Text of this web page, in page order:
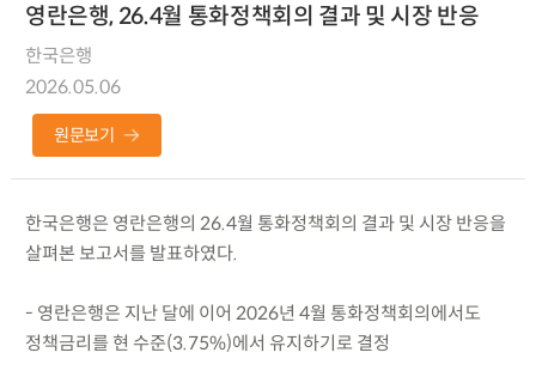
영란은행, 26.4월 통화정책회의 결과 및 시장 반응
한국은행
2026.05.06
원문보기
한국은행은 영란은행의 26.4월 통화정책회의 결과 및 시장 반응을
살펴본 보고서를 발표하였다.
- 영란은행은 지난 달에 이어 2026년 4월 통화정책회의에서도
정책금리를 현 수준(3.75%)에서 유지하기로 결정